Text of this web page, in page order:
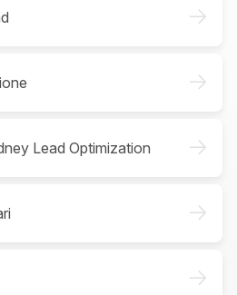
->
->
Lead Optimization ->
->
->